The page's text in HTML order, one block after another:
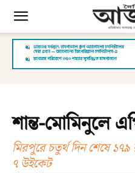
শান্ত-মোমিনুলে
মিরপুরে চতুর্থ দিন শেষে ১৭৯
৭ উইকেট